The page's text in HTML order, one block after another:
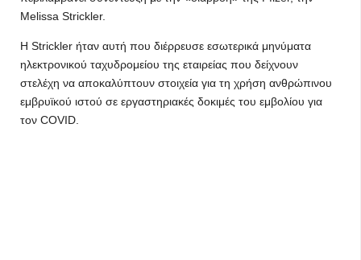
Melissa Strickler.
Η Strickler ήταν αυτή που διέρρευσε εσωτερικά μηνύματα
ηλεκτρονικού ταχυδρομείου της εταιρείας που δείχνουν
στελέχη να αποκαλύπτουν στοιχεία για τη χρήση ανθρώπινου
εμβρυϊκού ιστού σε εργαστηριακές δοκιμές του εμβολίου για
τον COVID.